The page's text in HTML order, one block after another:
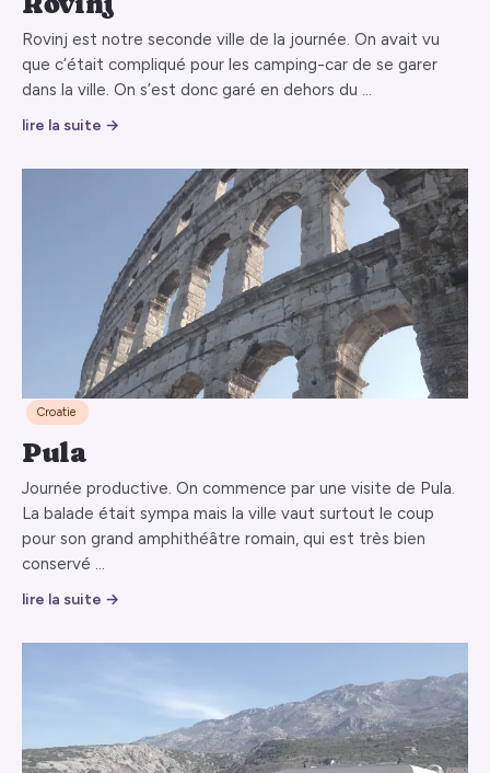
Rovinj est notre seconde ville de la journée. On avait vu
que c’était compliqué pour les camping-car de se garer
dans la ville. On s’est donc garé en dehors du …
lire la suite →
Croatie
Pula
Journée productive. On commence par une visite de Pula.
La balade était sympa mais la ville vaut surtout le coup
pour son grand amphithéâtre romain, qui est très bien
conservé …
lire la suite →